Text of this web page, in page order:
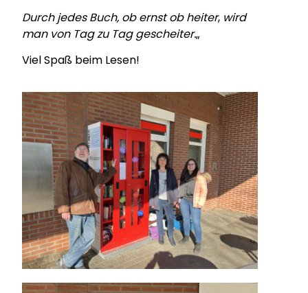
Durch jedes Buch, ob ernst ob heiter, wird
man von Tag zu Tag gescheiter.„
Viel Spaß beim Lesen!